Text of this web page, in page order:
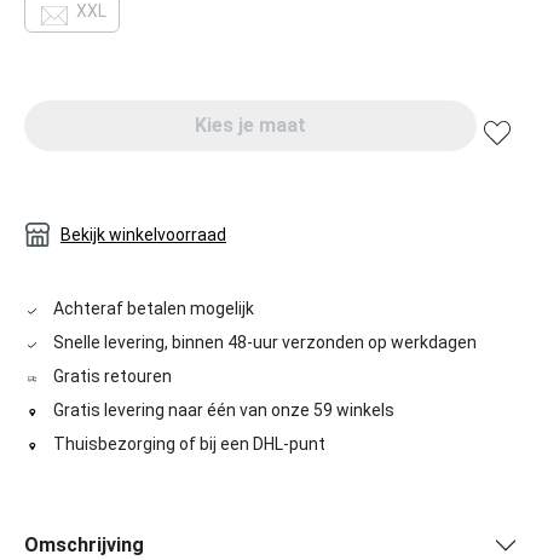
XXL
Kies je maat
Bekijk winkelvoorraad
Achteraf betalen mogelijk
Snelle levering, binnen 48-uur verzonden op werkdagen
Gratis retouren
Gratis levering naar één van onze 59 winkels
Thuisbezorging of bij een DHL-punt
Omschrijving